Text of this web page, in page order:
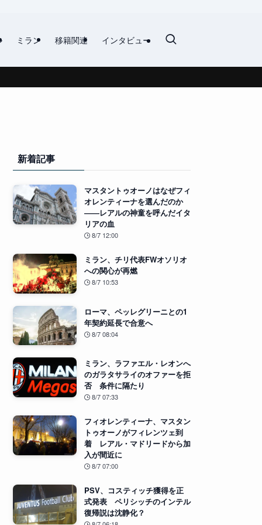
ミラン 移籍関連 インタビュー
新着記事
マスタントゥオーノはなぜフィ
オレンティーナを選んだのか
――レアルの神童を呼んだイタ
リアの血
8/7 12:00
ミラン、チリ代表FWオソリオ
への関心が再燃
8/7 10:53
ローマ、ペッレグリーニとの1
年契約延長で合意へ
8/7 08:04
ミラン、ラファエル・レオンへ
のガラタサライのオファーを拒
否 条件に隔たり
8/7 07:33
フィオレンティーナ、マスタン
トゥオーノがフィレンツェ到
着 レアル・マドリードから加
入が間近に
8/7 07:00
PSV、コスティッチ獲得を正
式発表 ペリシッチのインテル
復帰説は沈静化？